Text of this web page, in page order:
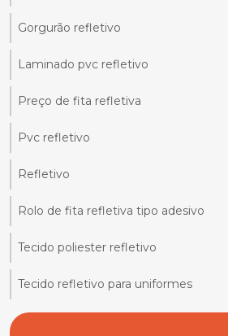
Gorgurão refletivo
Laminado pvc refletivo
Preço de fita refletiva
Pvc refletivo
Refletivo
Rolo de fita refletiva tipo adesivo
Tecido poliester refletivo
Tecido refletivo para uniformes